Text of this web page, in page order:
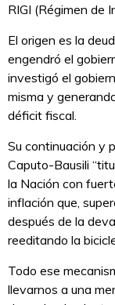
RIGI (Régimen de
El origen es la
engendró el
investigó el
misma y
déficit fiscal.
Su continuación y
Caputo-Bausili
la Nación con
inflación que,
después de la
reeditando la
Todo ese
llevarnos a una